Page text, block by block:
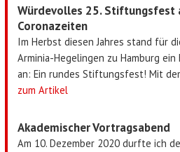
Würdevolles 25. Stiftungsfest
Coronazeiten
Im Herbst diesen Jahres stand für
Arminia-Hegelingen zu Hamburg
an: Ein rundes Stiftungsfest! Mit
zum Artikel
Akademischer Vortragsabend
Am 10. Dezember 2020 durfte ich